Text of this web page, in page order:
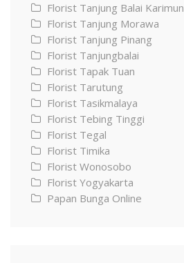
Florist Tanjung Balai Karimun
Florist Tanjung Morawa
Florist Tanjung Pinang
Florist Tanjungbalai
Florist Tapak Tuan
Florist Tarutung
Florist Tasikmalaya
Florist Tebing Tinggi
Florist Tegal
Florist Timika
Florist Wonosobo
Florist Yogyakarta
Papan Bunga Online